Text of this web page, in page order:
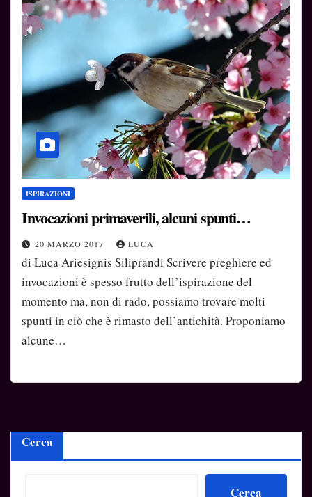
ISPIRAZIONI
Invocazioni primaverili, alcuni spunti…
20 MARZO 2017 LUCA
di Luca Ariesignis Siliprandi Scrivere preghiere ed
invocazioni è spesso frutto dell’ispirazione del
momento ma, non di rado, possiamo trovare molti
spunti in ciò che è rimasto dell’antichità. Proponiamo
alcune…
Cerca
Cerca